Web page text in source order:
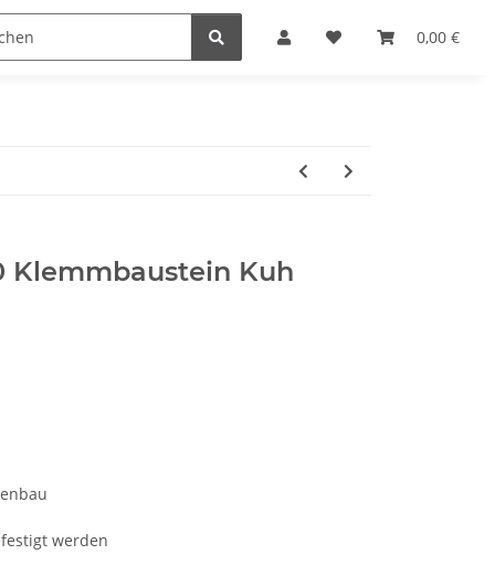
0,00 €
Sonderpreise
Klemmbaustein Kuh
werden